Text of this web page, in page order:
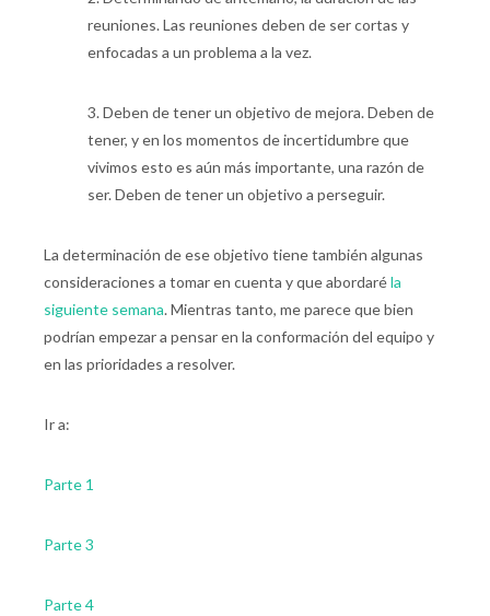
reuniones. Las reuniones deben de ser cortas y
enfocadas a un problema a la vez.
3.Deben de tener un objetivo de mejora. Deben de
tener, y en los momentos de incertidumbre que
vivimos esto es aún más importante, una razón de
ser. Deben de tener un objetivo a perseguir.
La determinación de ese objetivo tiene también algunas
consideraciones a tomar en cuenta y que abordaréla
siguiente semana. Mientras tanto, me parece que bien
podrían empezar a pensar en la conformación del equipo y
en las prioridades a resolver.
Ir a:
Parte 1
Parte 3
Parte 4